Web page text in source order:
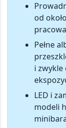
od około
Pełne
i zwykle
LED i
modeli